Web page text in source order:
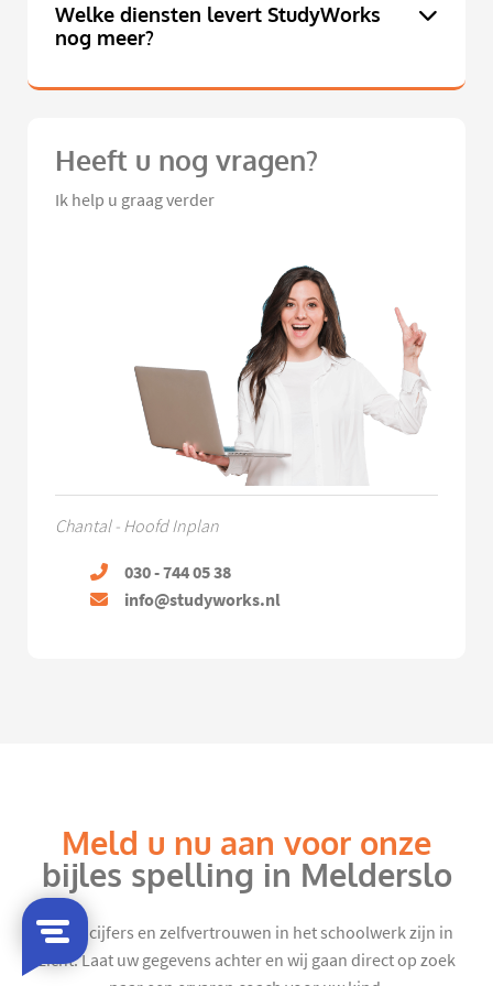
Welke diensten levert StudyWorks
nog meer?
Heeft u nog vragen?
Ik help u graag verder
Chantal - Hoofd Inplan
030 - 744 05 38
info@studyworks.nl
Meld u nu aan voor onze
bijles spelling in Melderslo
Mooie cijfers en zelfvertrouwen in het schoolwerk zijn in
zicht. Laat uw gegevens achter en wij gaan direct op zoek